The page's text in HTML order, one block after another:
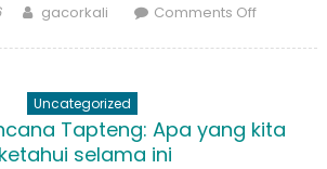
Author
gacorkali Comments Offon
Strategi
Uncategorized
Tapteng: Apa yang kita
ketahui selama ini